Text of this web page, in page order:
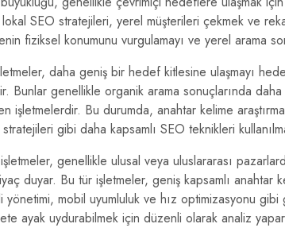
SEO stratejileri, yerel müşterileri çekmek ve
fiziksel konumunu vurgulamayı ve yerel arama
daha geniş bir hedef kitlesine ulaşmayı
Bunlar genellikle organik arama sonuçlarında
işletmelerdir. Bu durumda, anahtar kelime
gibi daha kapsamlı SEO teknikleri
genellikle ulusal veya uluslararası
duyar. Bu tür işletmeler, geniş kapsamlı anahtar
mobil uyumluluk ve hız optimizasyonu gibi
ayak uydurabilmek için düzenli olarak analiz